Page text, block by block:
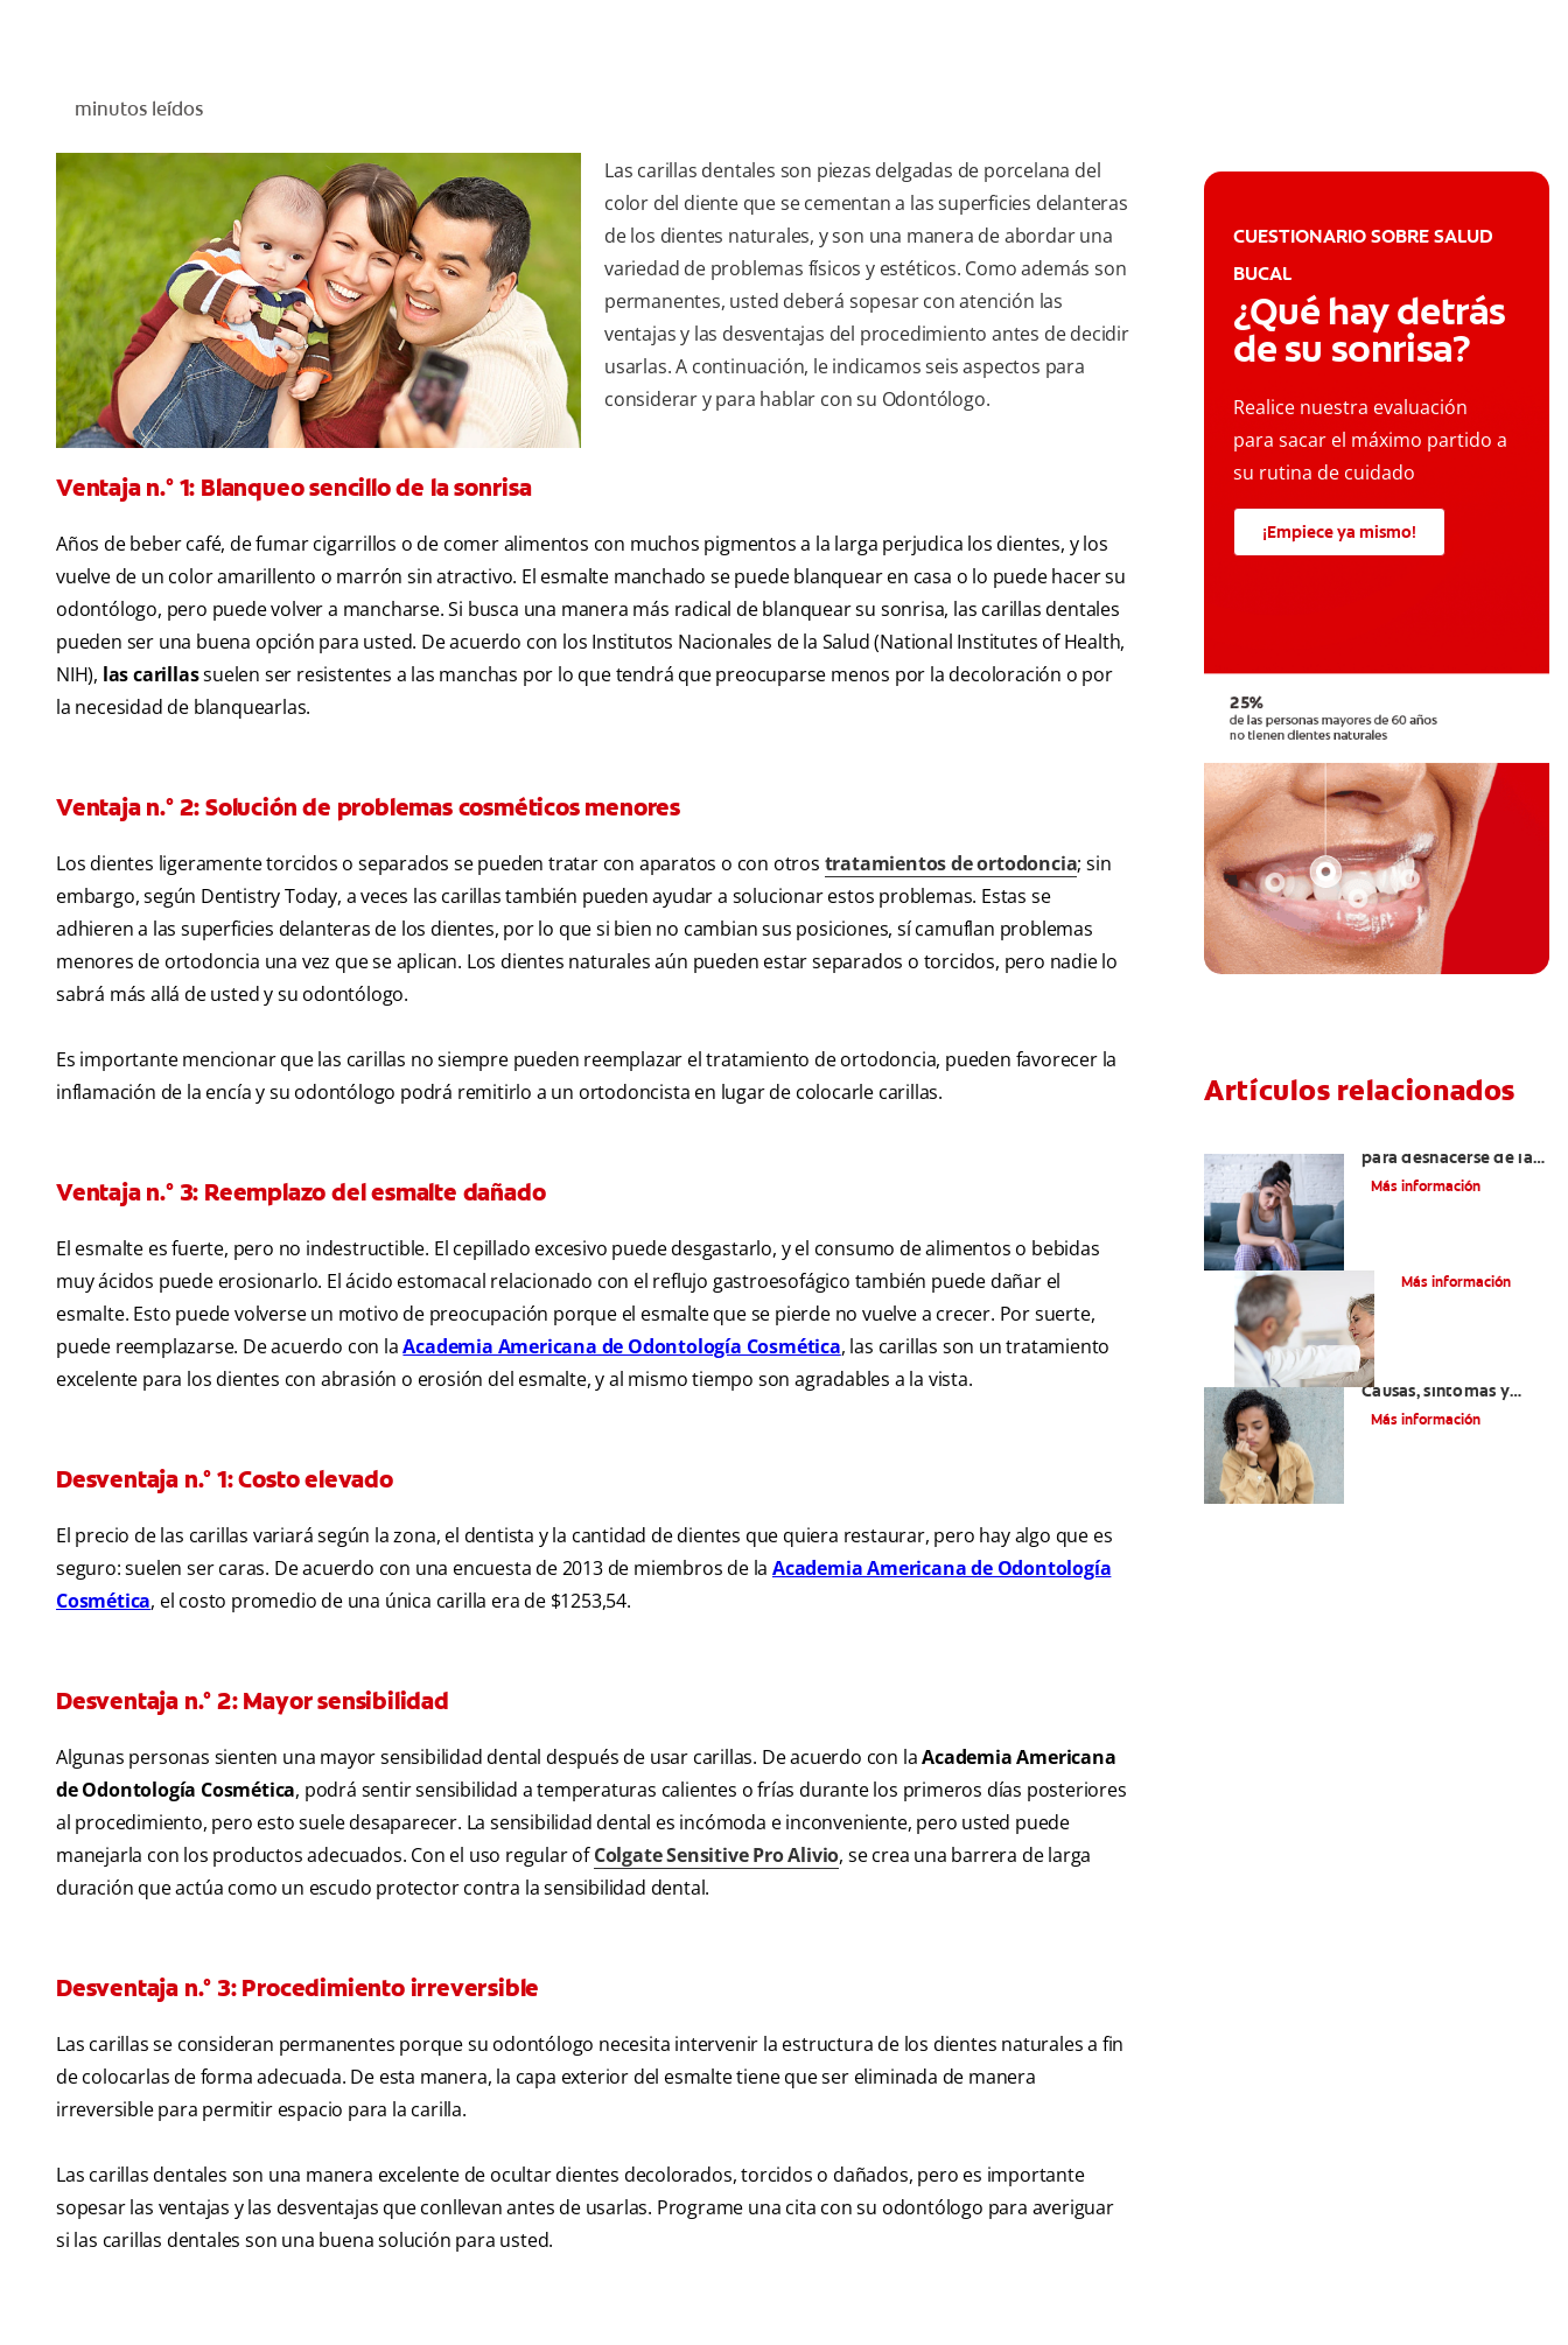
minutos leídos
Las carillas dentales son piezas delgadas de porcelana del
color del diente que se cementan a las superficies delanteras
de los dientes naturales, y son una manera de abordar una
variedad de problemas físicos y estéticos. Como además son
permanentes, usted deberá sopesar con atención las
ventajas y las desventajas del procedimiento antes de decidir
usarlas. A continuación, le indicamos seis aspectos para
considerar y para hablar con su Odontólogo.
Ventaja n.° 1: Blanqueo sencillo de la sonrisa
Años de beber café, de fumar cigarrillos o de comer alimentos con muchos pigmentos a la larga perjudica los dientes, y los
vuelve de un color amarillento o marrón sin atractivo. El esmalte manchado se puede blanquear en casa o lo puede hacer su
odontólogo, pero puede volver a mancharse. Si busca una manera más radical de blanquear su sonrisa, las carillas dentales
pueden ser una buena opción para usted. De acuerdo con los Institutos Nacionales de la Salud (National Institutes of Health,
NIH), las carillassuelen ser resistentes a las manchas por lo que tendrá que preocuparse menos por la decoloración o por
la necesidad de blanquearlas.
Ventaja n.° 2: Solución de problemas cosméticos menores
Los dientes ligeramente torcidos o separados se pueden tratar con aparatos o con otros tratamientos de ortodoncia; sin
embargo, según Dentistry Today, a veces las carillas también pueden ayudar a solucionar estos problemas. Estas se
adhieren a las superficies delanteras de los dientes, por lo que si bien no cambian sus posiciones, sí camuflan problemas
menores de ortodoncia una vez que se aplican. Los dientes naturales aún pueden estar separados o torcidos, pero nadie lo
sabrá más allá de usted y su odontólogo.
Es importante mencionar que las carillas no siempre pueden reemplazar el tratamiento de ortodoncia, pueden favorecer la
inflamación de la encía y su odontólogo podrá remitirlo a un ortodoncista en lugar de colocarle carillas.
Ventaja n.° 3: Reemplazo del esmalte dañado
El esmalte es fuerte, pero no indestructible. El cepillado excesivo puede desgastarlo, y el consumo de alimentos o bebidas
muy ácidos puede erosionarlo. El ácido estomacal relacionado con el reflujo gastroesofágico también puede dañar el
esmalte. Esto puede volverse un motivo de preocupación porque el esmalte que se pierde no vuelve a crecer. Por suerte,
puede reemplazarse. De acuerdo con laAcademia Americana de Odontología Cosmética, las carillas son un tratamiento
excelente para los dientes con abrasión o erosión del esmalte, y al mismo tiempo son agradables a la vista.
Desventaja n.° 1: Costo elevado
El precio de las carillas variará según la zona, el dentista y la cantidad de dientes que quiera restaurar, pero hay algo que es
seguro: suelen ser caras. De acuerdo con una encuesta de 2013 de miembros de la Academia Americana de Odontología
Cosmética, el costo promedio de una única carilla era de $1253,54.
Desventaja n.° 2: Mayor sensibilidad
Algunas personas sienten una mayor sensibilidad dental después de usar carillas. De acuerdo con laAcademia Americana
de Odontología Cosmética, podrá sentir sensibilidad a temperaturas calientes o frías durante los primeros días posteriores
al procedimiento, pero esto suele desaparecer. La sensibilidad dental es incómoda e inconveniente, pero usted puede
manejarla con los productos adecuados. Con el uso regular ofColgate Sensitive Pro Alivio, se crea una barrera de larga
duración que actúa como un escudo protector contra la sensibilidad dental.
Desventaja n.° 3: Procedimiento irreversible
Las carillas se consideran permanentes porque su odontólogo necesita intervenir la estructura de los dientes naturales a fin
de colocarlas de forma adecuada. De esta manera, la capa exterior del esmalte tiene que ser eliminada de manera
irreversible para permitir espacio para la carilla.
Las carillas dentales son una manera excelente de ocultar dientes decolorados, torcidos o dañados, pero es importante
sopesar las ventajas y las desventajas que conllevan antes de usarlas. Programe una cita con su odontólogo para averiguar
si las carillas dentales son una buena solución para usted.
CUESTIONARIO SOBRE SALUD
BUCAL
¿Qué hay detrás
de su sonrisa?
Realice nuestra evaluación
para sacar el máximo partido a
su rutina de cuidado
¡Empiece ya mismo!
Artículos relacionados
para deshacerse de las
lesiones bucales
Más información
Más información
Queilitis angular:
Causas, síntomas y
tratamientos
Más información